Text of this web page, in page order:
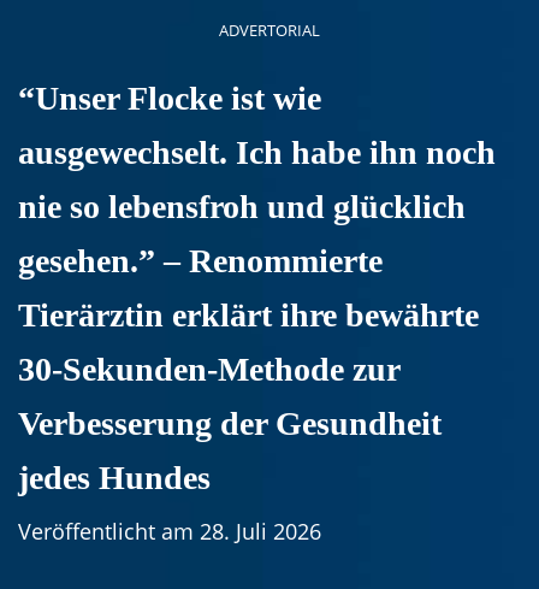
ADVERTORIAL
“Unser Flocke ist wie
ausgewechselt. Ich habe ihn noch
nie so lebensfroh und glücklich
gesehen.” – Renommierte
Tierärztin erklärt ihre bewährte
30-Sekunden-Methode zur
Verbesserung der Gesundheit
jedes Hundes
Veröffentlicht am 28. Juli 2026